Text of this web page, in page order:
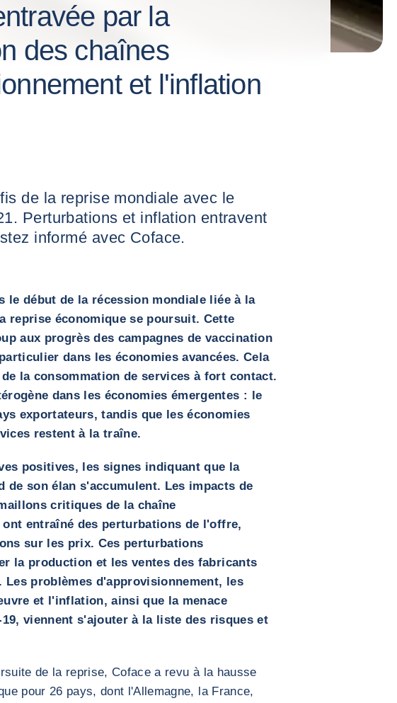
par la
des chaînes
et l'inflation
de la reprise mondiale avec le
Perturbations et inflation entravent
informé avec Coface.
le début de la récession mondiale liée à la
reprise économique se poursuit. Cette
aux progrès des campagnes de vaccination
dans les économies avancées. Cela
la consommation de services à fort contact.
dans les économies émergentes : le
exportateurs, tandis que les économies
restent à la traîne.
positives, les signes indiquant que la
de son élan s'accumulent. Les impacts de
critiques de la chaîne
entraîné des perturbations de l'offre,
sur les prix. Ces perturbations
la production et les ventes des fabricants
Les problèmes d'approvisionnement, les
et l'inflation, ainsi que la menace
viennent s'ajouter à la liste des risques et
de la reprise, Coface a revu à la hausse
pour 26 pays, dont l'Allemagne, la France,